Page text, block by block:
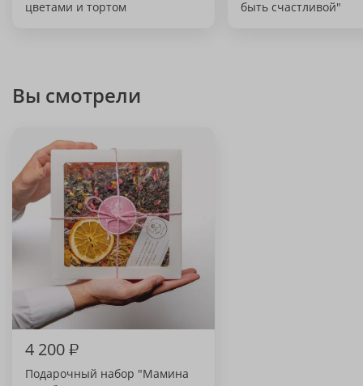
цветами и тортом
быть счастливой"
Вы смотрели
4 200₽
Подарочный набор "Мамина